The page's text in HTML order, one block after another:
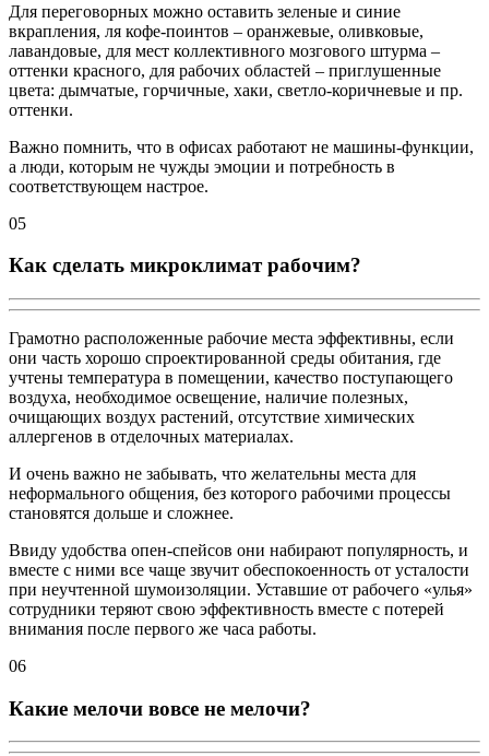
Для переговорных можно оставить зеленые и синие
вкрапления, ля кофе-поинтов – оранжевые, оливковые,
лавандовые, для мест коллективного мозгового штурма –
оттенки красного, для рабочих областей – приглушенные
цвета: дымчатые, горчичные, хаки, светло-коричневые и пр.
оттенки.
Важно помнить, что в офисах работают не машины-функции,
а люди, которым не чужды эмоции и потребность в
соответствующем настрое.
05
Как сделать микроклимат рабочим?
Грамотно расположенные рабочие места эффективны, если
они часть хорошо спроектированной среды обитания, где
учтены температура в помещении, качество поступающего
воздуха, необходимое освещение, наличие полезных,
очищающих воздух растений, отсутствие химических
аллергенов в отделочных материалах.
И очень важно не забывать, что желательны места для
неформального общения, без которого рабочими процессы
становятся дольше и сложнее.
Ввиду удобства опен-спейсов они набирают популярность, и
вместе с ними все чаще звучит обеспокоенность от усталости
при неучтенной шумоизоляции. Уставшие от рабочего «улья»
сотрудники теряют свою эффективность вместе с потерей
внимания после первого же часа работы.
06
Какие мелочи вовсе не мелочи?